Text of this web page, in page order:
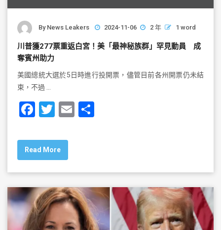
By News Leakers 2024-11-06 2 年 1 word
川普獲277票重返白宮！美「最神秘族群」罕見動員 成
奪賓州助力
美國總統大選於5日時進行投開票，儘管目前各州開票仍未結
束，不過 …
F
c
e
b
o
o
k
T
tt
er
E
Read More